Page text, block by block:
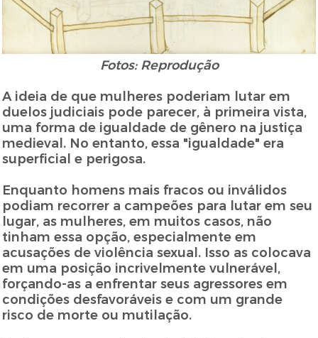
Fotos: Reprodução
A ideia de que mulheres poderiam lutar em
duelos judiciais pode parecer, à primeira vista,
uma forma de igualdade de gênero na justiça
medieval. No entanto, essa "igualdade" era
superficial e perigosa.
Enquanto homens mais fracos ou inválidos
podiam recorrer a campeões para lutar em seu
lugar, as mulheres, em muitos casos, não
tinham essa opção, especialmente em
acusações de violência sexual. Isso as colocava
em uma posição incrivelmente vulnerável,
forçando-as a enfrentar seus agressores em
condições desfavoráveis e com um grande
risco de morte ou mutilação.